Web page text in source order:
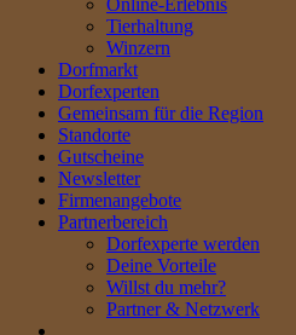
Online-Erlebnis
Tierhaltung
Winzern
Dorfmarkt
Dorfexperten
Gemeinsam für die Region
Standorte
Gutscheine
Newsletter
Firmenangebote
Partnerbereich
Dorfexperte werden
Deine Vorteile
Willst du mehr?
Partner & Netzwerk